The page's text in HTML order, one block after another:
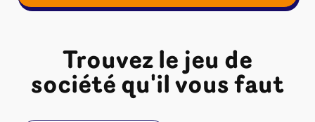
Trouvez le jeu de
société qu'il vous faut